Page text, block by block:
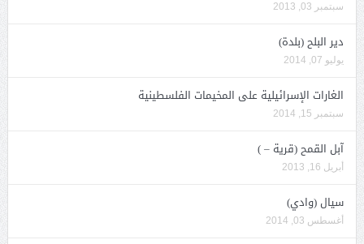
سبتمبر 03, 2013
دير البلح (بلدة)
يوليو 07, 2014
الغارات الإسرائيلية على المخيمات الفلسطينية
سبتمبر 15, 2014
آبل القمح (قرية – )
أبريل 16, 2013
سيال (وادي)
أغسطس 03, 2014